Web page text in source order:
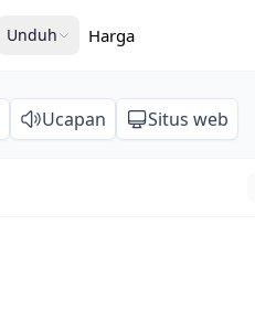
Unduh Harga
Ucapan Situs web